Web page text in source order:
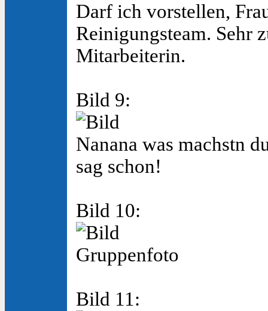
Darf ich vorstellen,
Reinigungsteam. Sehr
Mitarbeiterin.
Bild 9:
Nanana was machstn
sag schon!
Bild 10:
Gruppenfoto
Bild 11: